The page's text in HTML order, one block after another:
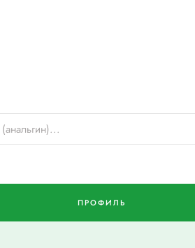
ПРОФИЛЬ